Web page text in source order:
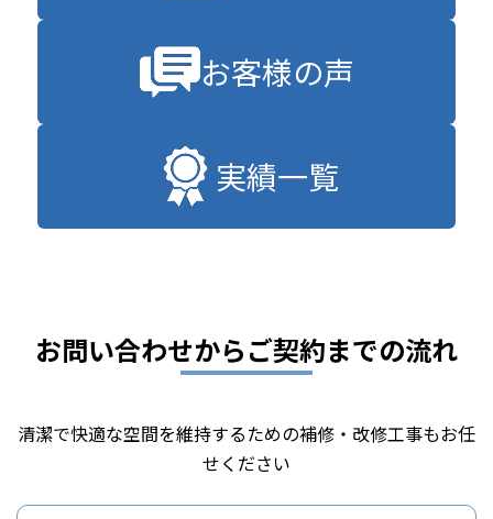
お客様の声
実績一覧
お問い合わせからご契約までの流れ
清潔で快適な空間を維持するための補修・改修工事もお任
せください